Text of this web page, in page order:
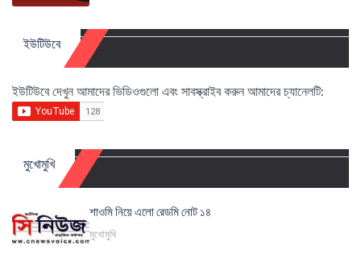
ইউটিউবে
ইউটিউবে দেখুন আমাদের ভিডিওগুলো এবং সাবস্ক্রাইব করুন আমাদের চ্যানেলটি:
মুখোমুখি
শাওমি নিয়ে এলো রেডমি নোট ১৪
মুখোমুখি